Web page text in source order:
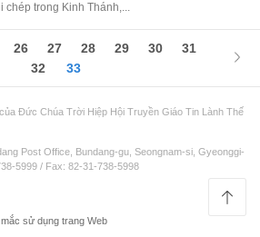
trong Kinh Thánh,...
26 27 28 29 30
31
32
33
Đức Chúa Trời Hiệp Hội Truyền Giáo Tin Lành Thế
Post Office, Bundang-gu, Seongnam-si, Gyeonggi-
5999 / Fax: 82-31-738-5998
sử dụng trang Web